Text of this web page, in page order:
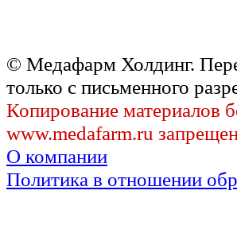
© Медафарм Холдинг.
только с письменного
Копирование материалов
www.medafarm.ru
О компании
Политика в отношении